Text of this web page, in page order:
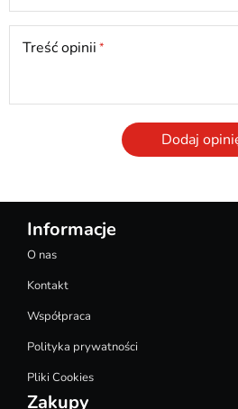
Treść opinii
Dodaj
Informacje
O nas
Kontakt
Współpraca
Polityka prywatności
Pliki Cookies
Zakupy